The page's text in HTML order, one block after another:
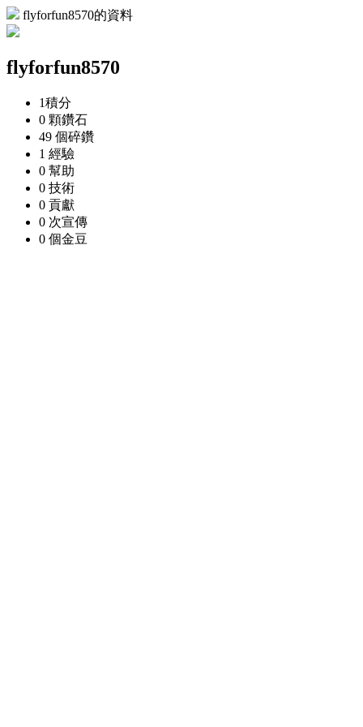
flyforfun8570的資料
flyforfun8570
1積分
0 顆鑽石
49 個碎鑽
1 經驗
0 幫助
0 技術
0 貢獻
0 次宣傳
0 個金豆